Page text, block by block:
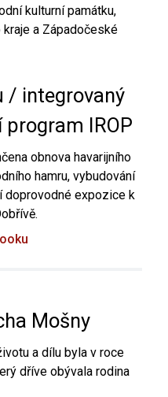
kulturní památku,
a Západočeské
/ integrovaný
IROP
obnova havarijního
hamru, vybudování
doprovodné expozice k
Mošny
a dílu byla v roce
dříve obývala rodina